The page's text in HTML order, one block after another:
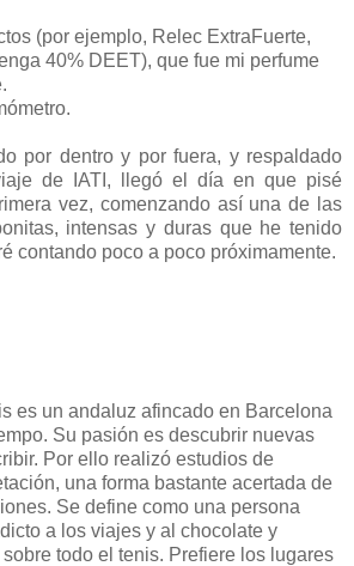
(por ejemplo, Relec ExtraFuerte,
40% DEET), que fue mi perfume
por dentro y por fuera, y respaldado
de IATI, llegó el día en que pisé
vez, comenzando así una de las
intensas y duras que he tenido
contando poco a poco próximamente.
es un andaluz afincado en Barcelona
Su pasión es descubrir nuevas
Por ello realizó estudios de
una forma bastante acertada de
Se define como una persona
a los viajes y al chocolate y
todo el tenis. Prefiere los lugares